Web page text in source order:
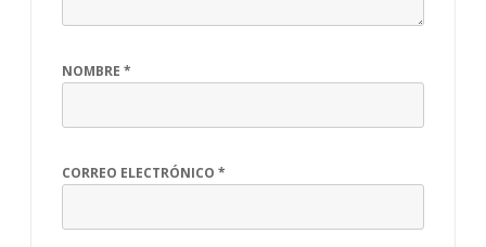
NOMBRE *
CORREO ELECTRÓNICO *